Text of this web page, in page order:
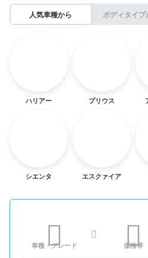
人気車種から ボディタイプ
ハリアー プリウス
シエンタ エスクァイア
車種・グレード 価格帯